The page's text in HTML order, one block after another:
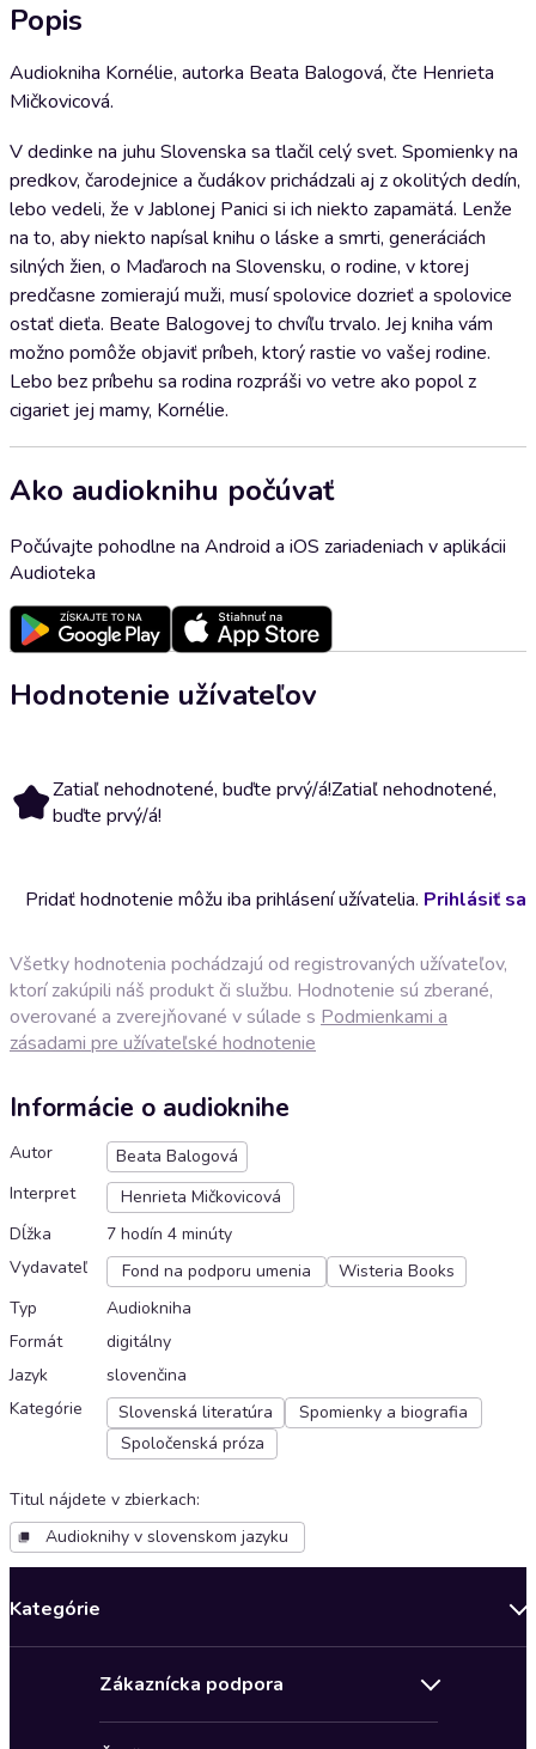
Popis
Audiokniha Kornélie, autorka Beata Balogová, čte Henrieta
Mičkovicová.
V dedinke na juhu Slovenska sa tlačil celý svet. Spomienky na
predkov, čarodejnice a čudákov prichádzali aj z okolitých dedín,
lebo vedeli, že v Jablonej Panici si ich niekto zapamätá. Lenže
na to, aby niekto napísal knihu o láske a smrti, generáciách
silných žien, o Maďaroch na Slovensku, o rodine, v ktorej
predčasne zomierajú muži, musí spolovice dozrieť a spolovice
ostať dieťa. Beate Balogovej to chvíľu trvalo. Jej kniha vám
možno pomôže objaviť príbeh, ktorý rastie vo vašej rodine.
Lebo bez príbehu sa rodina rozpráši vo vetre ako popol z
cigariet jej mamy, Kornélie.
Ako audioknihu počúvať
Počúvajte pohodlne na Android a iOS zariadeniach v aplikácii
Audioteka
Hodnotenie užívateľov
Zatiaľ nehodnotené, buďte prvý/á!Zatiaľ nehodnotené,
buďte prvý/á!
Pridať hodnotenie môžu iba prihlásení užívatelia. Prihlásiť sa
Všetky hodnotenia pochádzajú od registrovaných užívateľov,
ktorí zakúpili náš produkt či službu. Hodnotenie sú zberané,
overované a zverejňované v súlade s Podmienkami a
zásadami pre užívateľské hodnotenie
Informácie o audioknihe
Autor
Beata Balogová
Interpret
Henrieta Mičkovicová
Dĺžka
7 hodín 4 minúty
Vydavateľ
Fond na podporu umenia
Wisteria Books
Typ
Audiokniha
Formát
digitálny
Jazyk
slovenčina
Kategórie
Slovenská literatúra
Spomienky a biografia
Spoločenská próza
Titul nájdete v zbierkach:
Audioknihy v slovenskom jazyku
Kategórie
Zákaznícka podpora